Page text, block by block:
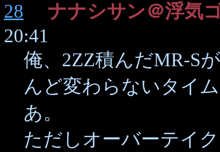
28
ナナシサン＠浮気
20:41
俺、2ZZ積んだMR-S
んど変わらないタイ
あ。
ただしオーバーテイ